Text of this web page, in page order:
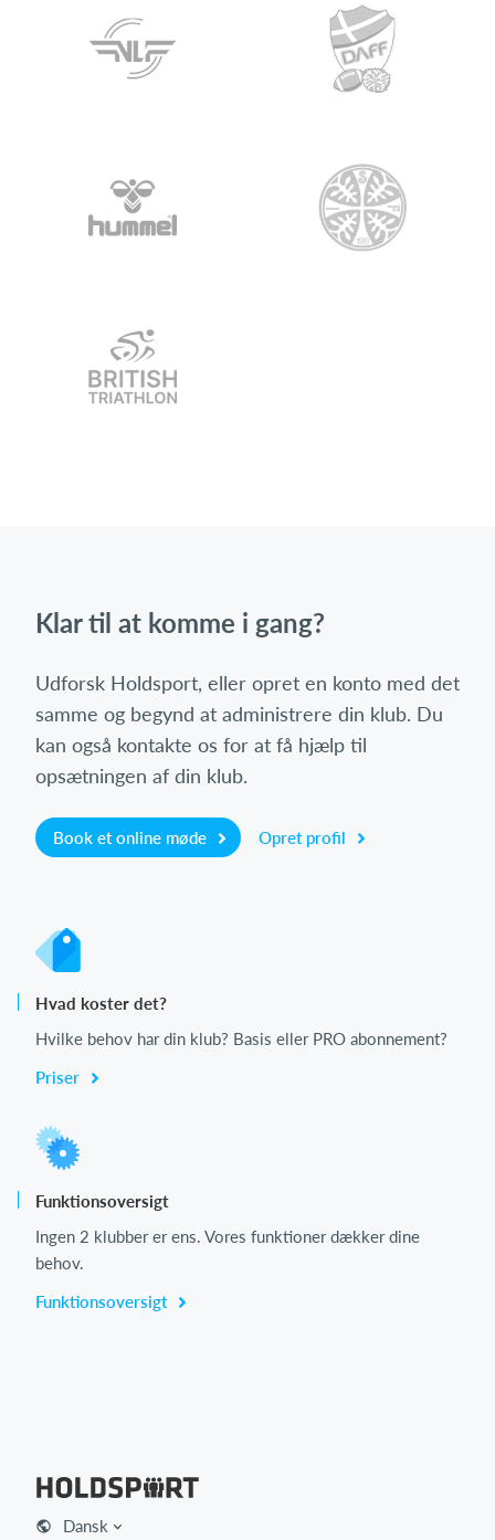
Klar til at komme i gang?
Udforsk Holdsport, eller opret en konto med det
samme og begynd at administrere din klub. Du
kan også kontakte os for at få hjælp til
opsætningen af din klub.
Book et online møde Opret profil
Hvad koster det?
Hvilke behov har din klub? Basis eller PRO abonnement?
Priser
Funktionsoversigt
Ingen 2 klubber er ens. Vores funktioner dækker dine
behov.
Funktionsoversigt
Dansk